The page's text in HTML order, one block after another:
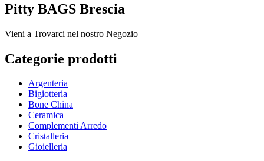
Pitty BAGS Brescia
Vieni a Trovarci nel nostro Negozio
Categorie prodotti
Argenteria
Bigiotteria
Bone China
Ceramica
Complementi Arredo
Cristalleria
Gioielleria